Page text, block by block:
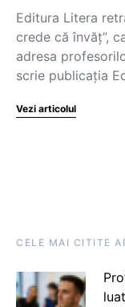
Editura Litera
crede că învăț”,
adresa
scrie publicația
Vezi articolul
CELE MAI CITITE